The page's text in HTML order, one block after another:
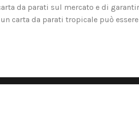
da parati sul mercato e di
carta da parati tropicale può